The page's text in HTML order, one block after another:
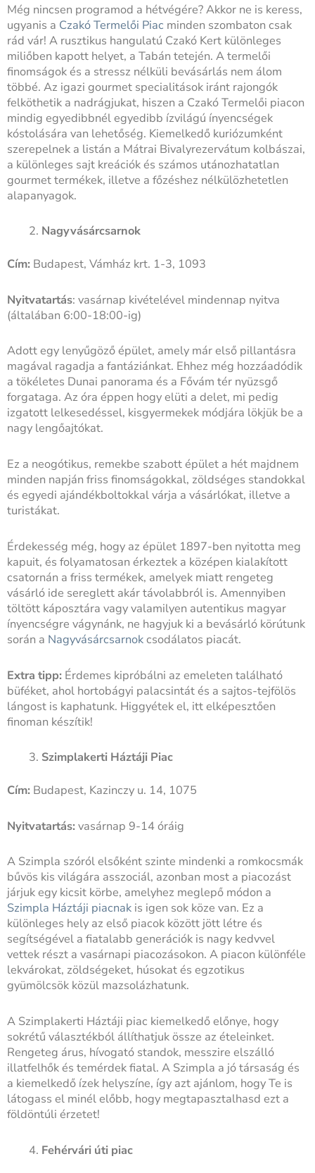
Még nincsen programod a hétvégére? Akkor ne is keress,
ugyanis a Czakó Termelői Piac minden szombaton csak
rád vár! A rusztikus hangulatú Czakó Kert különleges
miliőben kapott helyet, a Tabán tetején. A termelői
finomságok és a stressz nélküli bevásárlás nem álom
többé. Az igazi gourmet specialitások iránt rajongók
felköthetik a nadrágjukat, hiszen a Czakó Termelői piacon
mindig egyedibbnél egyedibb ízvilágú ínyencségek
kóstolására van lehetőség. Kiemelkedő kuriózumként
szerepelnek a listán a Mátrai Bivalyrezervátum kolbászai,
a különleges sajt kreációk és számos utánozhatatlan
gourmet termékek, illetve a főzéshez nélkülözhetetlen
alapanyagok.
Nagyvásárcsarnok
Cím: Budapest, Vámház krt. 1-3, 1093
Nyitvatartás: vasárnap kivételével mindennap nyitva
(általában 6:00-18:00-ig)
Adott egy lenyűgöző épület, amely már első pillantásra
magával ragadja a fantáziánkat. Ehhez még hozzáadódik
a tökéletes Dunai panorama és a Fővám tér nyüzsgő
forgataga. Az óra éppen hogy elüti a delet, mi pedig
izgatott lelkesedéssel, kisgyermekek módjára lökjük be a
nagy lengőajtókat.
Ez a neogótikus, remekbe szabott épület a hét majdnem
minden napján friss finomságokkal, zöldséges standokkal
és egyedi ajándékboltokkal várja a vásárlókat, illetve a
turistákat.
Érdekesség még, hogy az épület 1897-ben nyitotta meg
kapuit, és folyamatosan érkeztek a középen kialakított
csatornán a friss termékek, amelyek miatt rengeteg
vásárló ide sereglett akár távolabbról is. Amennyiben
töltött káposztára vagy valamilyen autentikus magyar
ínyencségre vágynánk, ne hagyjuk ki a bevásárló körútunk
során a Nagyvásárcsarnokcsodálatos piacát.
Extra tipp: Érdemes kipróbálni az emeleten található
büféket, ahol hortobágyi palacsintát és a sajtos-tejfölös
lángost is kaphatunk. Higgyétek el, itt elképesztően
finoman készítik!
Szimplakerti Háztáji Piac
Cím: Budapest, Kazinczy u. 14, 1075
Nyitvatartás:vasárnap 9-14 óráig
A Szimpla szóról elsőként szinte mindenki a romkocsmák
bűvös kis világára asszociál, azonban most a piacozást
járjuk egy kicsit körbe, amelyhez meglepő módon a
Szimpla Háztáji piacnak is igen sok köze van. Ez a
különleges hely az első piacok között jött létre és
segítségével a fiatalabb generációk is nagy kedvvel
vettek részt a vasárnapi piacozásokon. A piacon különféle
lekvárokat, zöldségeket, húsokat és egzotikus
gyümölcsök közül mazsolázhatunk.
A Szimplakerti Háztáji piac kiemelkedő előnye, hogy
sokrétű választékból állíthatjuk össze az ételeinket.
Rengeteg árus, hívogató standok, messzire elszálló
illatfelhők és temérdek fiatal. A Szimpla a jó társaság és
a kiemelkedő ízek helyszíne, így azt ajánlom, hogy Te is
látogass el minél előbb, hogy megtapasztalhasd ezt a
földöntúli érzetet!
Fehérvári úti piac